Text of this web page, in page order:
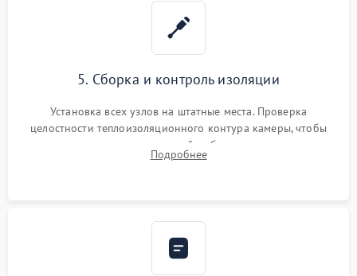
5. Сборка и контроль изоляции
Установка всех узлов на штатные места. Проверка
целостности теплоизоляционного контура камеры, чтобы
исключить перегрев кухонной мебели и потерю тепла.
Надежная фиксация клемм и сборка корпуса шкафа.
Подробнее